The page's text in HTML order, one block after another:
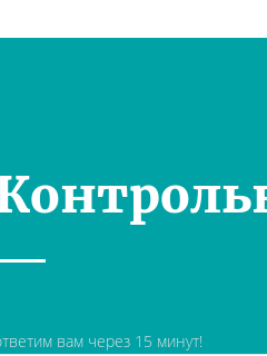
вам через 15 минут!